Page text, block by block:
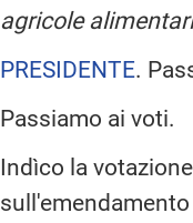
agricole
PRESIDENTE.
Passiamo ai voti.
Indìco la